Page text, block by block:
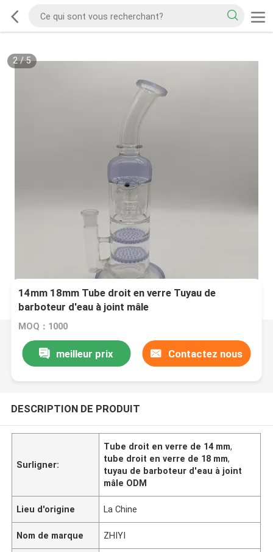
2/5
14mm 18mm Tube droit en verre Tuyau de
barboteur d'eau à joint mâle
MOQ：1000
meilleur prix Contactez nous
DESCRIPTION DE PRODUIT
Surligner:
Tube droit en verre de 14 mm,
tube droit en verre de 18 mm,
tuyau de barboteur d'eau à joint
mâle ODM
Lieu d'origine La Chine
Nom de marque ZHIYI